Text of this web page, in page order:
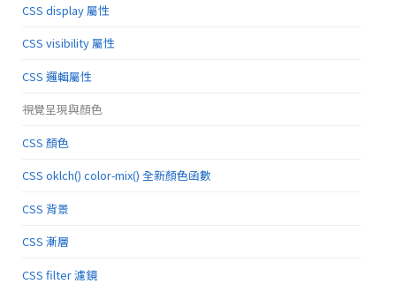
CSS display 屬性
CSS visibility 屬性
CSS 邏輯屬性
視覺呈現與顏色
CSS 顏色
CSS oklch() color-mix() 全新顏色函數
CSS 背景
CSS 漸層
CSS filter 濾鏡